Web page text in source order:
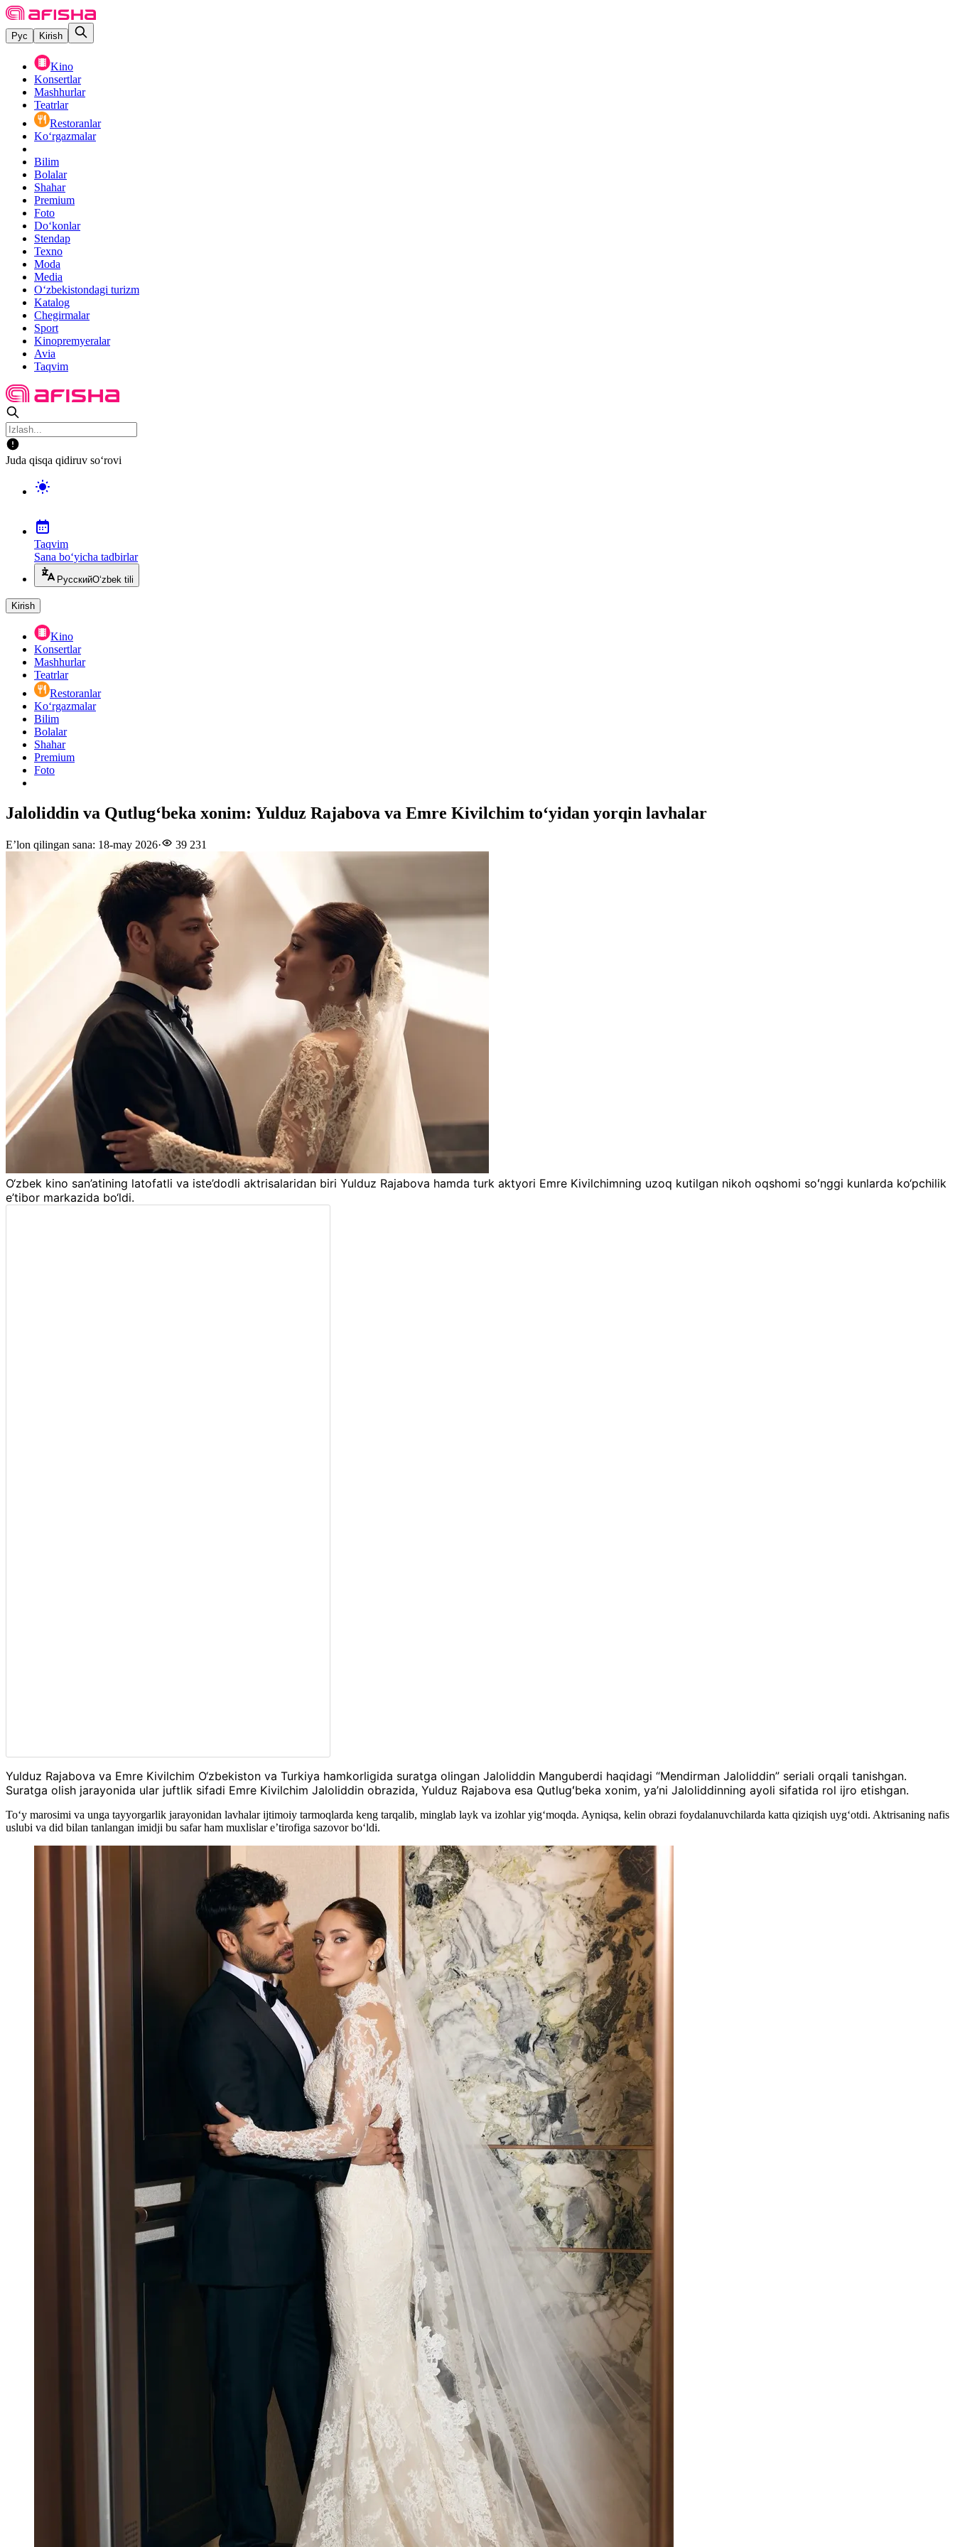
Рус Kirish
Kino
Konsertlar
Mashhurlar
Teatrlar
Restoranlar
Ko‘rgazmalar
Bilim
Bolalar
Shahar
Premium
Foto
Do‘konlar
Stendap
Texno
Moda
Media
O‘zbekistondagi turizm
Katalog
Chegirmalar
Sport
Kinopremyeralar
Avia
Taqvim
Juda qisqa qidiruv so‘rovi
Taqvim
Sana bo‘yicha tadbirlar
РусскийO‘zbek tili
Kirish
Kino
Konsertlar
Mashhurlar
Teatrlar
Restoranlar
Ko‘rgazmalar
Bilim
Bolalar
Shahar
Premium
Foto
Jaloliddin va Qutlugʻbeka xonim: Yulduz Rajabova va Emre Kivilchim toʻyidan yorqin lavhalar
E’lon qilingan sana: 18-may 2026· 39 231
O‘zbek kino san’atining latofatli va iste’dodli aktrisalaridan biri Yulduz Rajabova hamda turk aktyori Emre Kivilchimning uzoq kutilgan nikoh oqshomi soʻnggi kunlarda ko‘pchilik
e’tibor markazida bo‘ldi.
Yulduz Rajabova va Emre Kivilchim O‘zbekiston va Turkiya hamkorligida suratga olingan Jaloliddin Manguberdi haqidagi “Mendirman Jaloliddin” seriali orqali tanishgan.
Suratga olish jarayonida ular juftlik sifadi Emre Kivilchim Jaloliddin obrazida, Yulduz Rajabova esa Qutlugʻbeka xonim, ya’ni Jaloliddinning ayoli sifatida rol ijro etishgan.
To‘y marosimi va unga tayyorgarlik jarayonidan lavhalar ijtimoiy tarmoqlarda keng tarqalib, minglab layk va izohlar yig‘moqda. Ayniqsa, kelin obrazi foydalanuvchilarda katta qiziqish uyg‘otdi. Aktrisaning nafis
uslubi va did bilan tanlangan imidji bu safar ham muxlislar e’tirofiga sazovor bo‘ldi.